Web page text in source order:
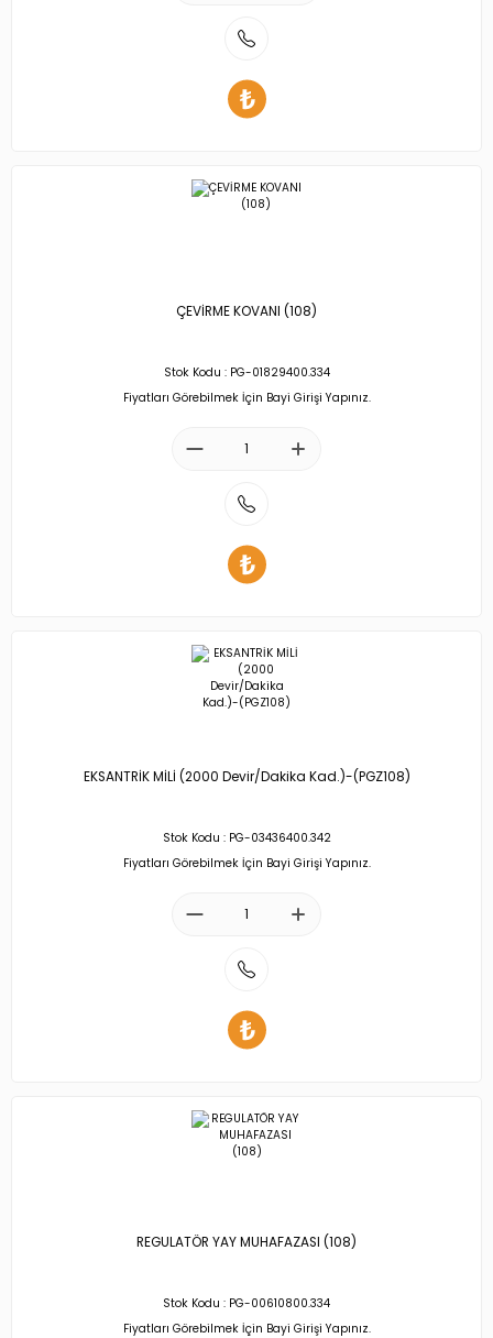
ÇEVİRME KOVANI (108)
Stok Kodu : PG-01829400.334
Fiyatları Görebilmek İçin Bayi Girişi Yapınız.
EKSANTRİK MİLİ (2000 Devir/Dakika Kad.)-(PGZ108)
Stok Kodu : PG-03436400.342
Fiyatları Görebilmek İçin Bayi Girişi Yapınız.
REGULATÖR YAY MUHAFAZASI (108)
Stok Kodu : PG-00610800.334
Fiyatları Görebilmek İçin Bayi Girişi Yapınız.